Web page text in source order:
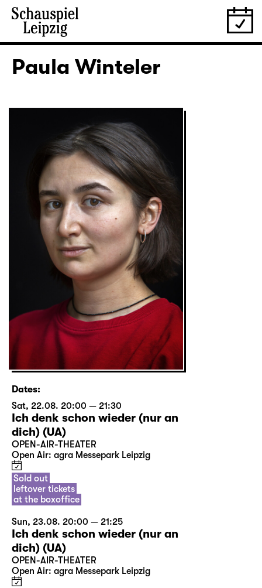
Paula Winteler
Dates:
Sat, 22.08. 20:00 — 21:30
Ich denk schon wieder (nur an
dich) (UA)
OPEN-AIR-THEATER
Open Air: agra Messepark Leipzig
Sold out
leftover tickets
at the boxoffice
Sun, 23.08. 20:00 — 21:25
Ich denk schon wieder (nur an
dich) (UA)
OPEN-AIR-THEATER
Open Air: agra Messepark Leipzig